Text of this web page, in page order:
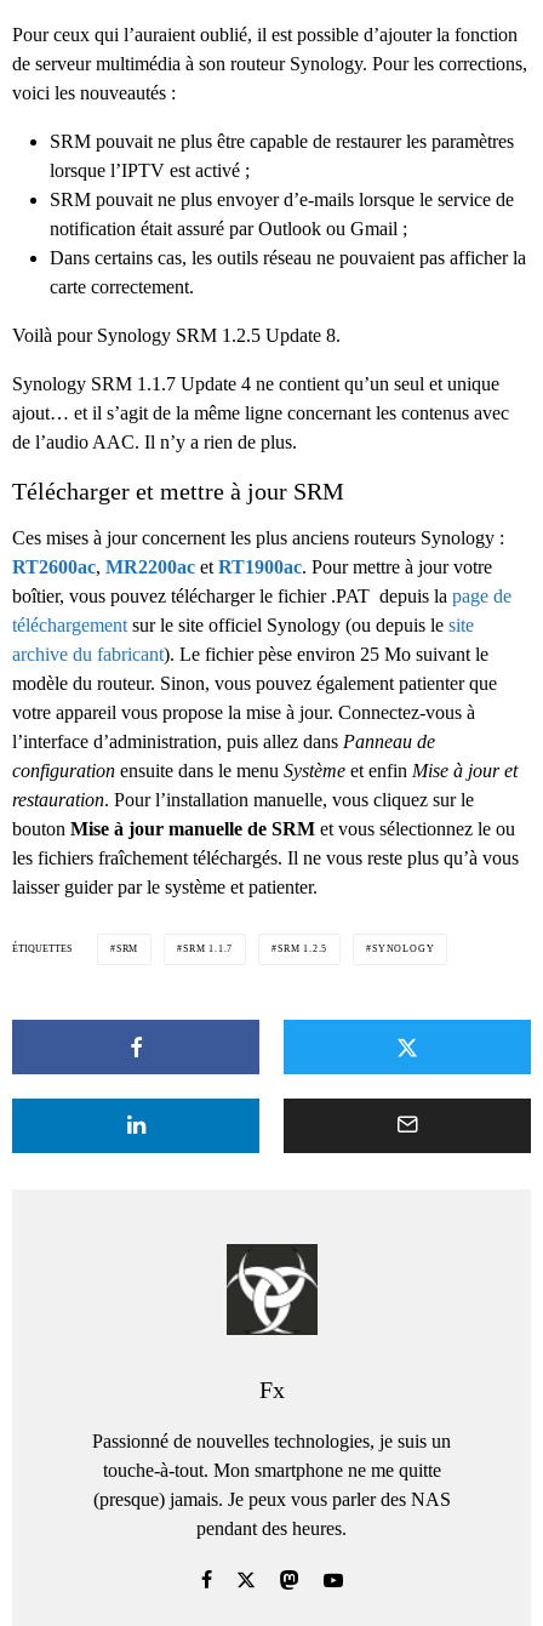
Pour ceux qui l’auraient oublié, il est possible d’ajouter la fonction
de serveur multimédia à son routeur Synology. Pour les corrections,
voici les nouveautés :
SRM pouvait ne plus être capable de restaurer les paramètres
lorsque l’IPTV est activé ;
SRM pouvait ne plus envoyer d’e-mails lorsque le service de
notification était assuré par Outlook ou Gmail ;
Dans certains cas, les outils réseau ne pouvaient pas afficher la
carte correctement.
Voilà pour Synology SRM 1.2.5 Update 8.
Synology SRM 1.1.7 Update 4 ne contient qu’un seul et unique
ajout… et il s’agit de la même ligne concernant les contenus avec
de l’audio AAC. Il n’y a rien de plus.
Télécharger et mettre à jour SRM
Ces mises à jour concernent les plus anciens routeurs Synology :
RT2600ac, MR2200ac et RT1900ac. Pour mettre à jour votre
boîtier, vous pouvez télécharger le fichier .PAT depuis la page de
téléchargement sur le site officiel Synology (ou depuis le site
archive du fabricant). Le fichier pèse environ 25 Mo suivant le
modèle du routeur. Sinon, vous pouvez également patienter que
votre appareil vous propose la mise à jour. Connectez-vous à
l’interface d’administration, puis allez dans Panneau de
configuration ensuite dans le menu Système et enfin Mise à jour et
restauration. Pour l’installation manuelle, vous cliquez sur le
bouton Mise à jour manuelle de SRM et vous sélectionnez le ou
les fichiers fraîchement téléchargés. Il ne vous reste plus qu’à vous
laisser guider par le système et patienter.
ÉTIQUETTES SRM SRM 1.1.7 SRM 1.2.5 SYNOLOGY
Fx
Passionné de nouvelles technologies, je suis un
touche-à-tout. Mon smartphone ne me quitte
(presque) jamais. Je peux vous parler des NAS
pendant des heures.